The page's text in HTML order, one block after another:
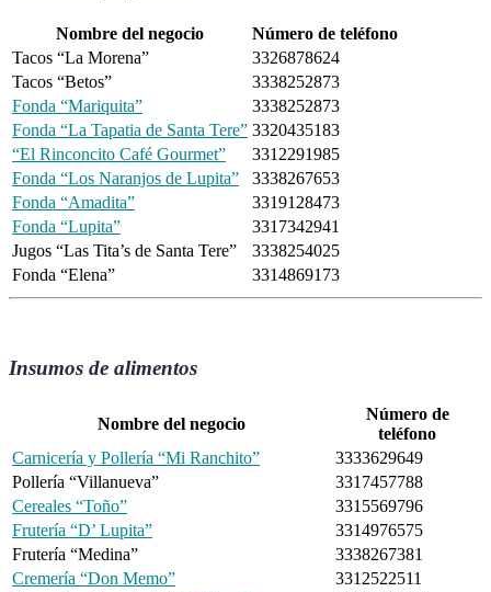
Nombre del negocio
Número de teléfono
Tacos “La Morena”
3326878624
Tacos “Betos”
3338252873
Fonda “Mariquita”
3338252873
Fonda “La Tapatia de Santa Tere” 3320435183
“El Rinconcito Café Gourmet”
3312291985
Fonda “Los Naranjos de Lupita”
3338267653
Fonda “Amadita”
3319128473
Fonda “Lupita”
3317342941
Jugos “Las Tita’s de Santa Tere”
3338254025
Fonda “Elena”
3314869173
Insumos de alimentos
Nombre del negocio
Número de
teléfono
Carnicería y Pollería “Mi Ranchito”
3333629649
Pollería “Villanueva”
3317457788
Cereales “Toño”
3315569796
Frutería “D’ Lupita”
3314976575
Frutería “Medina”
3338267381
Cremería “Don Memo”
3312522511